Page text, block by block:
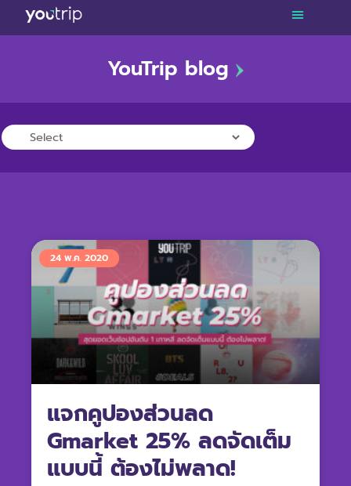
YouTrip blog
แจกคูปองส่วนลด
Gmarket 25% ลดจัดเต็ม
แบบนี้ ต้องไม่พลาด!
24 พ.ค. 2020